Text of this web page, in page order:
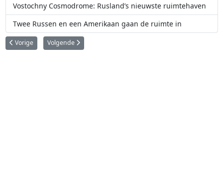
Vostochny Cosmodrome: Rusland’s nieuwste ruimtehaven
Twee Russen en een Amerikaan gaan de ruimte in
Vorig artikel: Opiniestuk: Het CUUSOO project
Vorige Volgende artikel: Eerste man op de Maan overleden
Volgende